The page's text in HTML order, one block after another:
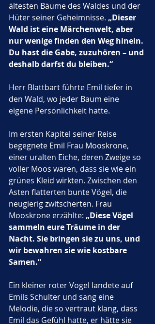
ältesten Bäume des Waldes und der
Hüter seiner Geheimnisse. „Dieser
Wald ist eine Märchenwelt, aber
nur wenige finden den Weg hinein.
Du hast die Gabe, zuzuhören – und
deshalb darfst du bleiben.“
Herr Blattbart führte Emil tiefer in
den Wald, wo jeder Baum eine
eigene Persönlichkeit hatte.
Im ersten Kapitel seiner Reise
begegnete Emil Frau Mooskrone,
einer uralten Eiche, deren Zweige so
voller Moos waren, dass sie wie ein
grünes Kleid wirkten. Zwischen den
Ästen flatterten bunte Vögel, die
neugierig zwitscherten. Frau
Mooskrone erzählte: „Diese Vögel
sammeln eure Träume in der
Nacht. Sie bringen sie zu uns, und
wir bewahren sie wie kostbare
Samen.“
Ein kleiner roter Vogel landete auf
Emils Schulter und sang eine
Melodie, die so vertraut klang, dass
Emil das Gefühl hatte, er hätte sie